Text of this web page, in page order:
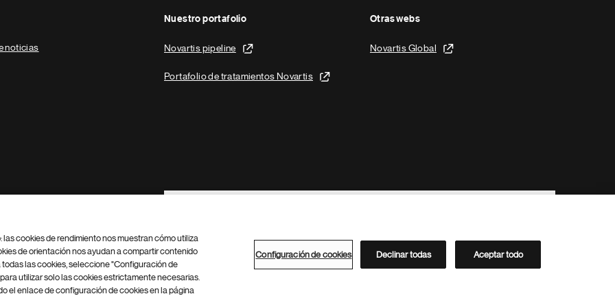
noticias
Nuestro portafolio
Novartis pipeline
Portafolio de tratamientos Novartis
Otras webs
Novartis Global
Footer Site Search
Configuración de cookies Mapa del sitio
Directorio de Novartis
cookies de rendimiento nos muestran cómo utiliza
de orientación nos ayudan a compartir contenido
las cookies, seleccione "Configuración de
utilizar solo las cookies estrictamente necesarias.
el enlace de configuración de cookies en la página
Configuración de cookies Declinar todas Aceptar todo